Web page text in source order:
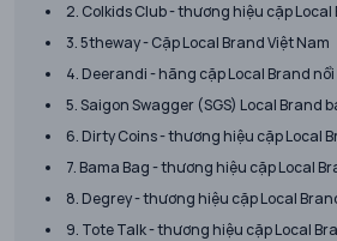
2. Colkids Club - thương hiệu cặp
3. 5theway - Cặp Local Brand Việt Nam
4. Deerandi - hãng cặp Local Brand
5. Saigon Swagger (SGS) Local Brand
6. Dirty Coins - thương hiệu cặp Local
7. Bama Bag - thương hiệu cặp Local
8. Degrey - thương hiệu cặp Local
9. Tote Talk - thương hiệu cặp Local